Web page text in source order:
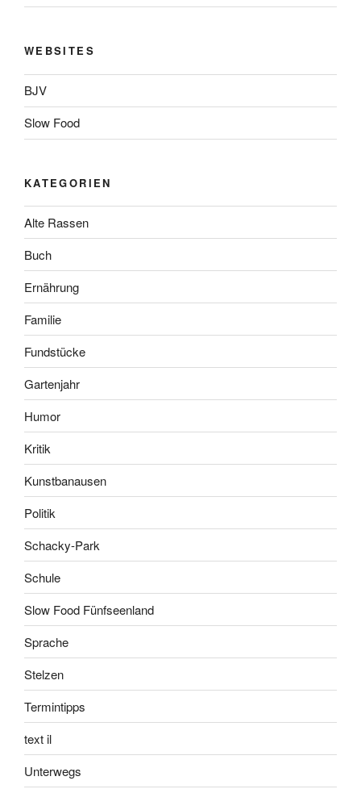
WEBSITES
BJV
Slow Food
KATEGORIEN
Alte Rassen
Buch
Ernährung
Familie
Fundstücke
Gartenjahr
Humor
Kritik
Kunstbanausen
Politik
Schacky-Park
Schule
Slow Food Fünfseenland
Sprache
Stelzen
Termintipps
text il
Unterwegs